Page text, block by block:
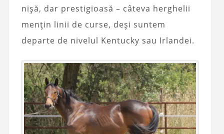
nișă, dar prestigioasă – câteva herghelii
mențin linii de curse, deși suntem
departe de nivelul Kentucky sau Irlandei.